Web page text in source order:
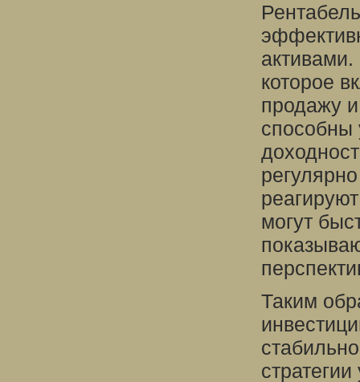
которое
продажу
способны
могут
Таким